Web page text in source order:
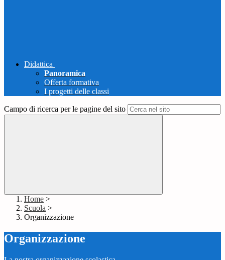
Didattica
Panoramica
Offerta formativa
I progetti delle classi
Campo di ricerca per le pagine del sito
Home >
Scuola >
Organizzazione
Organizzazione